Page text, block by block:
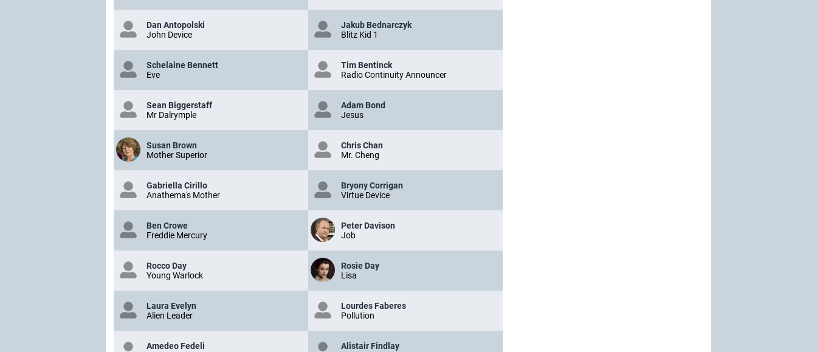
Dan Antopolski
John Device
Jakub Bednarczyk
Blitz Kid 1
Schelaine Bennett
Eve
Tim Bentinck
Radio Continuity Announcer
Sean Biggerstaff
Mr Dalrymple
Adam Bond
Jesus
Susan Brown
Mother Superior
Chris Chan
Mr. Cheng
Gabriella Cirillo
Anathema's Mother
Bryony Corrigan
Virtue Device
Ben Crowe
Freddie Mercury
Peter Davison
Job
Rocco Day
Young Warlock
Rosie Day
Lisa
Laura Evelyn
Alien Leader
Lourdes Faberes
Pollution
Amedeo Fedeli
Alistair Findlay